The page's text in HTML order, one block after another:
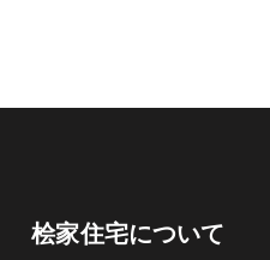
桧家住宅について